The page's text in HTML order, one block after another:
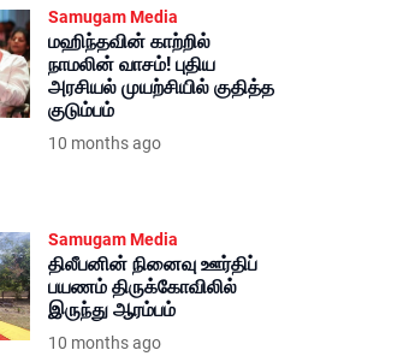
Samugam Media
மஹிந்தவின் காற்றில்
நாமலின் வாசம்! புதிய
அரசியல் முயற்சியில் குதித்த
குடும்பம்
10 months ago
Samugam Media
திலீபனின் நினைவு ஊர்திப்
பயணம் திருக்கோவிலில்
இருந்து ஆரம்பம்
10 months ago